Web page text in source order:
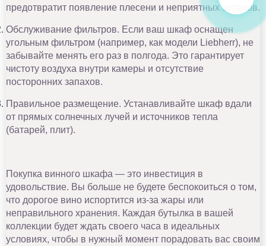
предотвратит появление плесени и неприятных запахов.
Обслуживание фильтров. Если ваш шкаф оснащен
угольным фильтром (например, как модели Liebherr), не
забывайте менять его раз в полгода. Это гарантирует
чистоту воздуха внутри камеры и отсутствие
посторонних запахов.
Правильное размещение. Устанавливайте шкаф вдали
от прямых солнечных лучей и источников тепла
(батарей, плит).
Покупка винного шкафа — это инвестиция в
удовольствие. Вы больше не будете беспокоиться о том,
что дорогое вино испортится из-за жары или
неправильного хранения. Каждая бутылка в вашей
коллекции будет ждать своего часа в идеальных
условиях, чтобы в нужный момент порадовать вас своим